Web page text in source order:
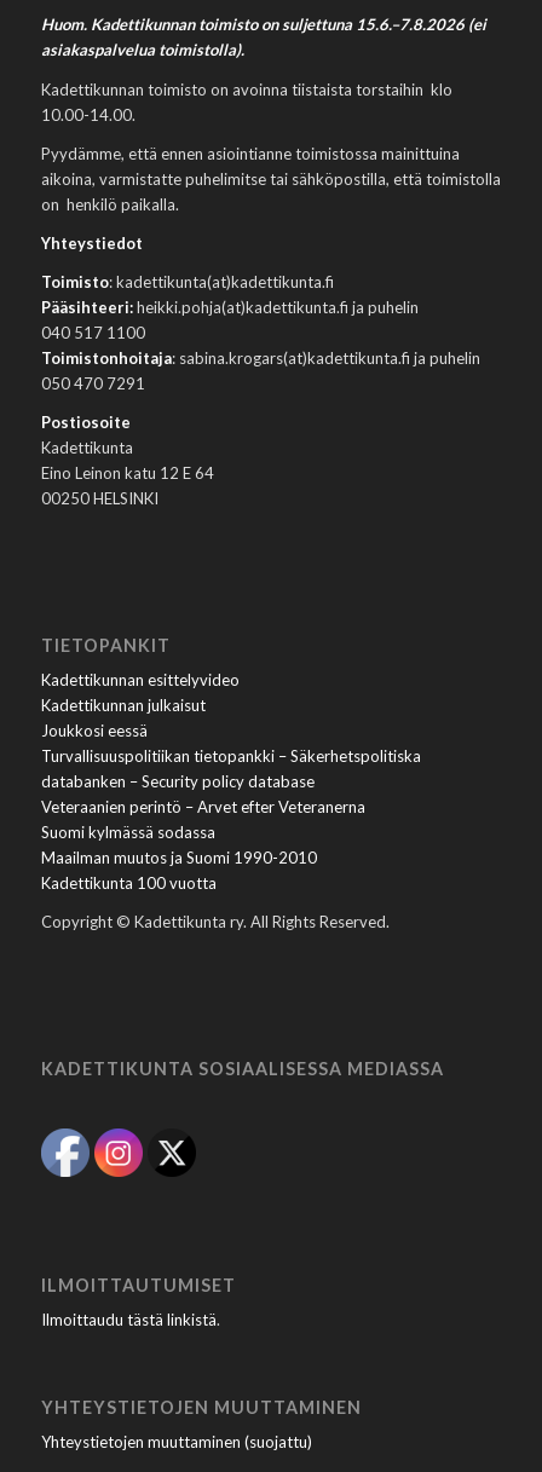
Huom. Kadettikunnan toimisto on suljettuna 15.6.–7.8.2026 (ei
asiakaspalvelua toimistolla).
Kadettikunnan toimisto on avoinna tiistaista torstaihin klo
10.00-14.00.
Pyydämme, että ennen asiointianne toimistossa mainittuina
aikoina, varmistatte puhelimitse tai sähköpostilla, että toimistolla
on henkilö paikalla.
Yhteystiedot
Toimisto: kadettikunta(at)kadettikunta.fi
Pääsihteeri:heikki.pohja(at)kadettikunta.fi ja puhelin
040 517 1100
Toimistonhoitaja: sabina.krogars(at)kadettikunta.fi ja puhelin
050 470 7291
Postiosoite
Kadettikunta
Eino Leinon katu 12 E 64
00250 HELSINKI
TIETOPANKIT
Kadettikunnan esittelyvideo
Kadettikunnan julkaisut
Joukkosi eessä
Turvallisuuspolitiikan tietopankki – Säkerhetspolitiska
databanken – Security policy database
Veteraanien perintö – Arvet efter Veteranerna
Suomi kylmässä sodassa
Maailman muutos ja Suomi 1990-2010
Kadettikunta 100 vuotta
Copyright © Kadettikunta ry. All Rights Reserved.
KADETTIKUNTA SOSIAALISESSA MEDIASSA
ILMOITTAUTUMISET
Ilmoittaudu tästä linkistä.
YHTEYSTIETOJEN MUUTTAMINEN
Yhteystietojen muuttaminen (suojattu)